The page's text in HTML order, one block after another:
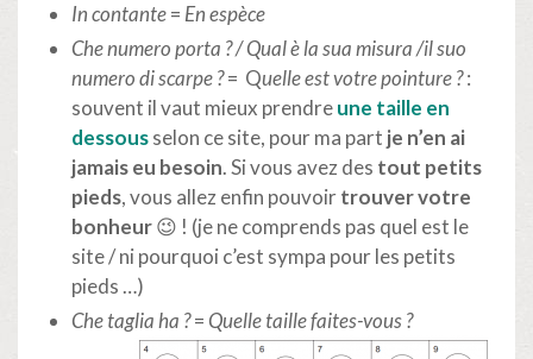
In contante= En espèce
Che numero porta ? / Qual è la sua misura /il suo
numero di scarpe ?= Quelle est votre pointure ?:
souvent il vaut mieux prendreune taille en
dessousselon ce site, pour ma part je n’en ai
jamais eu besoin. Si vous avez des tout petits
pieds, vous allez enfin pouvoirtrouver votre
bonheur😉 ! (je ne comprends pas quel est le
site / ni pourquoi c’est sympa pour les petits
pieds …)
Che taglia ha ?= Quelle taille faites-vous ?